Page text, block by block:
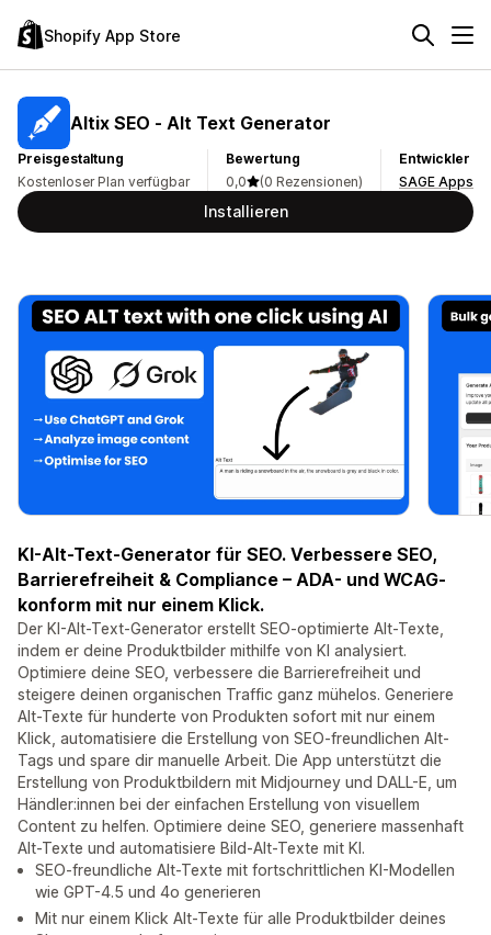
Shopify App Store
Altix SEO ‑ Alt Text Generator
Preisgestaltung
Kostenloser Plan verfügbar
Bewertung
0,0
(0 Rezensionen)
Entwickler
SAGE Apps
Installieren
KI-Alt-Text-Generator für SEO. Verbessere SEO,
Barrierefreiheit & Compliance – ADA- und WCAG-
konform mit nur einem Klick.
Der KI-Alt-Text-Generator erstellt SEO-optimierte Alt-Texte,
indem er deine Produktbilder mithilfe von KI analysiert.
Optimiere deine SEO, verbessere die Barrierefreiheit und
steigere deinen organischen Traffic ganz mühelos. Generiere
Alt-Texte für hunderte von Produkten sofort mit nur einem
Klick, automatisiere die Erstellung von SEO-freundlichen Alt-
Tags und spare dir manuelle Arbeit. Die App unterstützt die
Erstellung von Produktbildern mit Midjourney und DALL-E, um
Händler:innen bei der einfachen Erstellung von visuellem
Content zu helfen. Optimiere deine SEO, generiere massenhaft
Alt-Texte und automatisiere Bild-Alt-Texte mit KI.
SEO-freundliche Alt-Texte mit fortschrittlichen KI-Modellen
wie GPT-4.5 und 4o generieren
Mit nur einem Klick Alt-Texte für alle Produktbilder deines